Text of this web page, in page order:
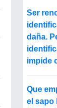
Ser
daña.
impide
Que
el sapo